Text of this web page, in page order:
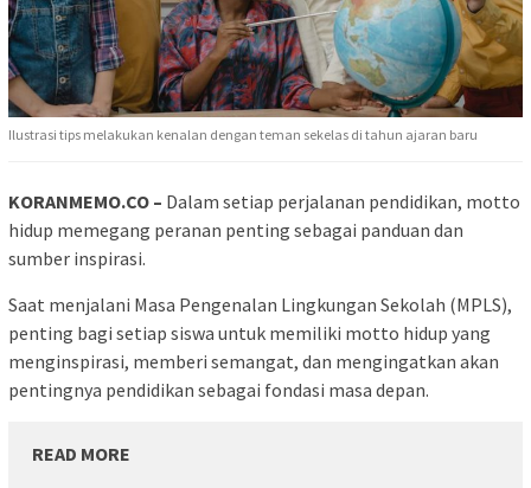
Ilustrasi tips melakukan kenalan dengan teman sekelas di tahun ajaran baru
KORANMEMO.CO – Dalam setiap perjalanan pendidikan, motto
hidup memegang peranan penting sebagai panduan dan
sumber inspirasi.
Saat menjalani Masa Pengenalan Lingkungan Sekolah (MPLS),
penting bagi setiap siswa untuk memiliki motto hidup yang
menginspirasi, memberi semangat, dan mengingatkan akan
pentingnya pendidikan sebagai fondasi masa depan.
READ MORE